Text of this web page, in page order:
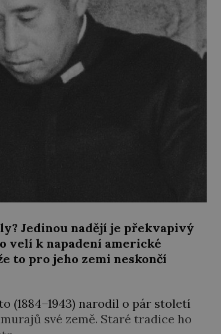
Jedinou nadějí je překvapivý
velí k napadení americké
to pro jeho zemi neskončí
(1884–1943) narodil o pár století
své země. Staré tradice ho